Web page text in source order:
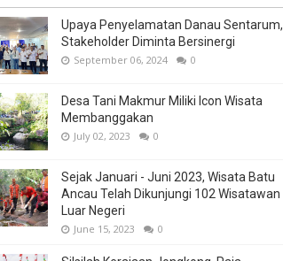
Upaya Penyelamatan Danau Sentarum,
Stakeholder Diminta Bersinergi
September 06, 2024 0
Desa Tani Makmur Miliki Icon Wisata
Membanggakan
July 02, 2023 0
Sejak Januari - Juni 2023, Wisata Batu
Ancau Telah Dikunjungi 102 Wisatawan
Luar Negeri
June 15, 2023 0